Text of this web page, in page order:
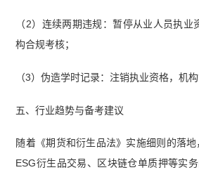
（2）连续两期违规：暂停从业人员执
构合规考核；
（3）伪造学时记录：注销执业资格，机
五、行业趋势与备考建议
随着《期货和衍生品法》实施细则的落
ESG衍生品交易、区块链仓单质押等实